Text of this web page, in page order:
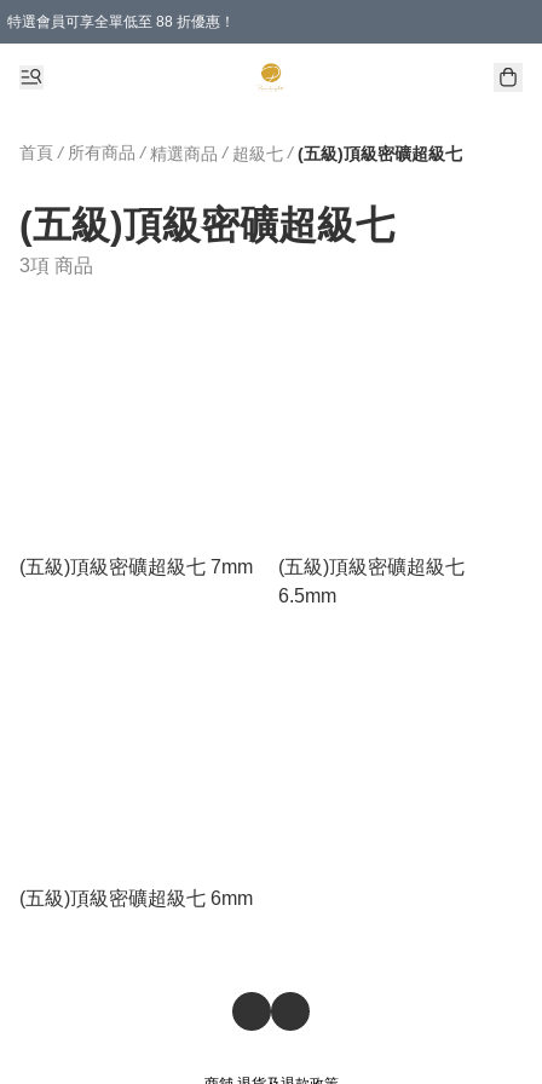
特選會員可享全單低至 88 折優惠！
購物滿 HKD 1000.00即享免運費優惠！（適用於 特定的送貨方式 )
首頁 / 所有商品 / 精選商品 / 超級七 / (五級)頂級密礦超級七
(五級)頂級密礦超級七
3項 商品
(五級)頂級密礦超級七 7mm
(五級)頂級密礦超級七
6.5mm
(五級)頂級密礦超級七 6mm